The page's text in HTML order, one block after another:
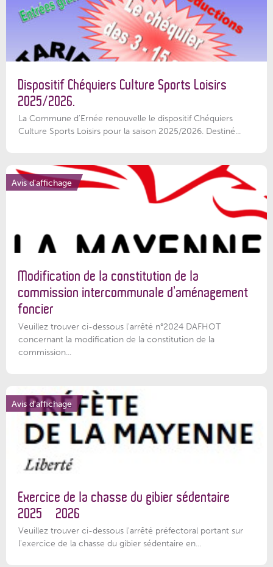
Dispositif Chéquiers Culture Sports Loisirs
2025/2026.
La Commune d'Ernée renouvelle le dispositif Chéquiers
Culture Sports Loisirs pour la saison 2025/2026. Destiné...
Avis d'affichage
Modification de la constitution de la
commission intercommunale d’aménagement
foncier
Veuillez trouver ci-dessous l'arrêté n°2024 DAFHOT
concernant la modification de la constitution de la
commission...
Avis d'affichage
Exercice de la chasse du gibier sédentaire
2025 – 2026
Veuillez trouver ci-dessous l'arrêté préfectoral portant sur
l'exercice de la chasse du gibier sédentaire en...